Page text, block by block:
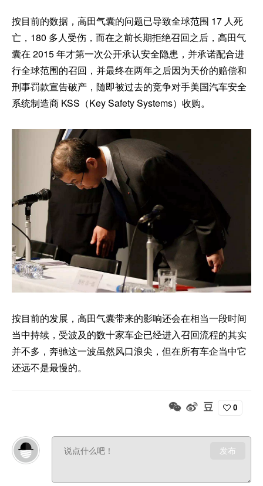
按目前的数据，高田气囊的问题已导致全球范围 17 人死
亡，180 多人受伤，而在之前长期拒绝召回之后，高田气
囊在 2015 年才第一次公开承认安全隐患，并承诺配合进
行全球范围的召回，并最终在两年之后因为天价的赔偿和
刑事罚款宣告破产，随即被过去的竞争对手美国汽车安全
系统制造商 KSS（Key Safety Systems）收购。
按目前的发展，高田气囊带来的影响还会在相当一段时间
当中持续，受波及的数十家车企已经进入召回流程的其实
并不多，奔驰这一波虽然风口浪尖，但在所有车企当中它
还远不是最慢的。
0
发布